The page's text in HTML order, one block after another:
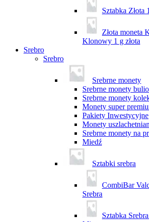
Sztabka Złota
Złota moneta
Klonowy 1 g złota
Srebro
Srebro
Srebrne monety
Srebrne monety
Srebrne monety
Monety super
Pakiety Inwestycyjne
Monety
Srebrne monety na
Miedź
Sztabki srebra
CombiBar
Srebra
Sztabka